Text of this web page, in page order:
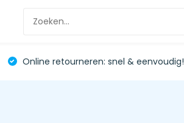
Online retourneren: snel & eenvoudig!